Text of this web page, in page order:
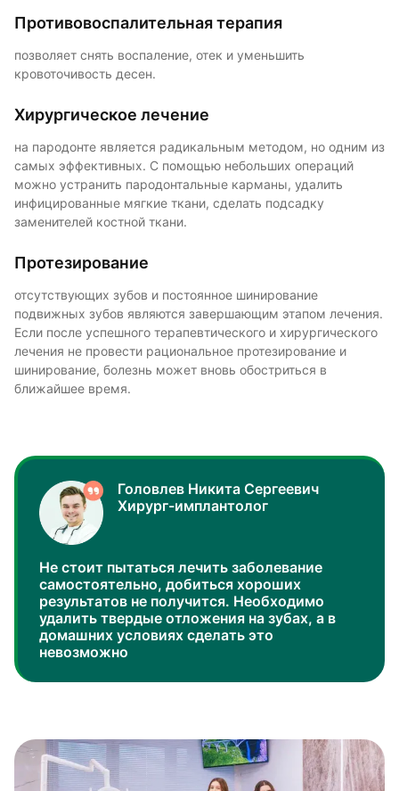
Противовоспалительная терапия
позволяет снять воспаление, отек и уменьшить
кровоточивость десен.
Хирургическое лечение
на пародонте является радикальным методом, но одним из
самых эффективных. С помощью небольших операций
можно устранить пародонтальные карманы, удалить
инфицированные мягкие ткани, сделать подсадку
заменителей костной ткани.
Протезирование
отсутствующих зубов и постоянное шинирование
подвижных зубов являются завершающим этапом лечения.
Если после успешного терапевтического и хирургического
лечения не провести рациональное протезирование и
шинирование, болезнь может вновь обостриться в
ближайшее время.
Головлев Никита Сергеевич
Хирург-имплантолог
Не стоит пытаться лечить заболевание
самостоятельно, добиться хороших
результатов не получится. Необходимо
удалить твердые отложения на зубах, а в
домашних условиях сделать это
невозможно